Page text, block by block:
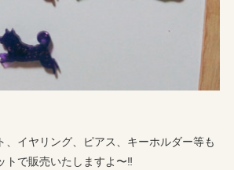
、イヤリング、ピアス、キーホルダー等も
トで販売いたしますよ〜‼︎